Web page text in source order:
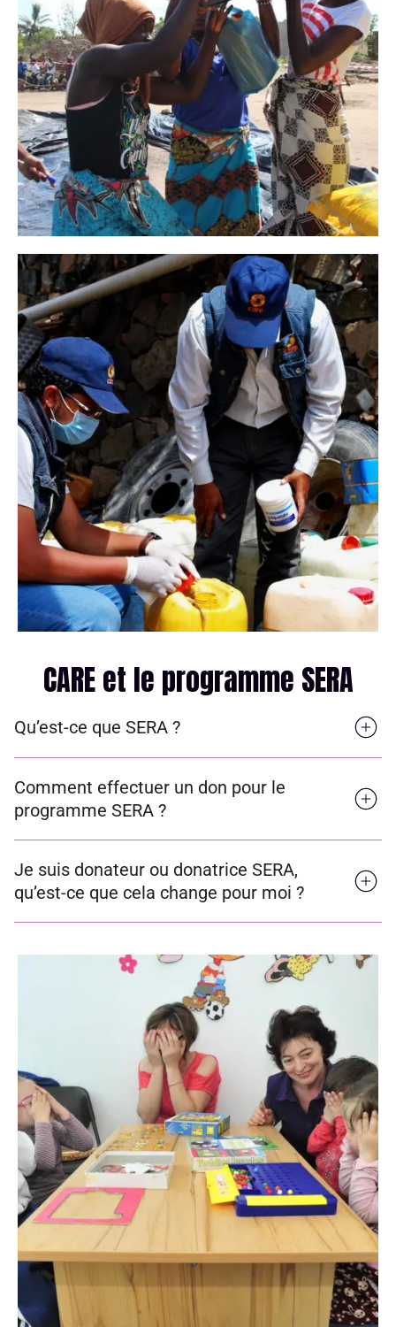
CARE et le programme SERA
Qu’est-ce que SERA ?
Comment effectuer un don pour le
programme SERA ?
Je suis donateur ou donatrice SERA,
qu’est-ce que cela change pour moi ?